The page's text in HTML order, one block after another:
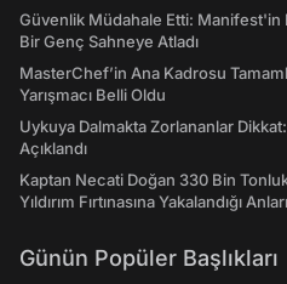
Güvenlik Müdahale Etti:
Bir Genç Sahneye Atladı
MasterChef’in Ana Kadrosu
Yarışmacı Belli Oldu
Uykuya Dalmakta Zorlananlar
Açıklandı
Kaptan Necati Doğan 330 Bin
Yıldırım Fırtınasına Yakalandığı
Günün Popüler Başlıkları